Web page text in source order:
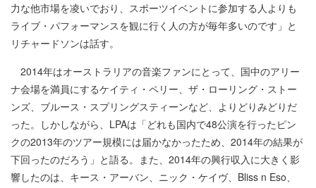
力な他市場を凌いでおり、スポーツイベントに参加する人よりも
ライブ・パフォーマンスを観に行く人の方が毎年多いのです」と
リチャードソンは話す。
2014年はオーストラリアの音楽ファンにとって、国中のアリー
ナ会場を満員にするケイティ・ペリー、ザ・ローリング・ストー
ンズ、ブルース・スプリングスティーンなど、よりどりみどりだ
った。しかしながら、LPAは「どれも国内で48公演を行ったピン
クの2013年のツアー規模には届かなかったため、2014年の結果が
下回ったのだろう」と語る。また、2014年の興行収入に大きく影
響したのは、キース・アーバン、ニック・ケイヴ、Bliss n Eso、